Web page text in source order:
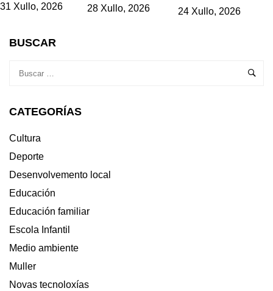
31 Xullo, 2026 28 Xullo, 2026 24 Xullo, 2026
BUSCAR
CATEGORÍAS
Cultura
Deporte
Desenvolvemento local
Educación
Educación familiar
Escola Infantil
Medio ambiente
Muller
Novas tecnoloxías